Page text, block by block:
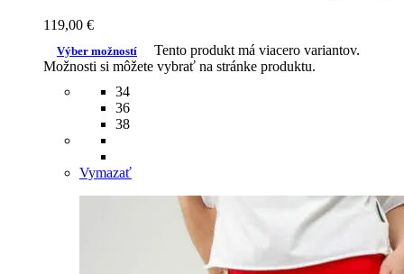
119,00 €
Výber možností
Tento produkt má viacero variantov.
Možnosti si môžete vybrať na stránke produktu.
34
36
38
Vymazať